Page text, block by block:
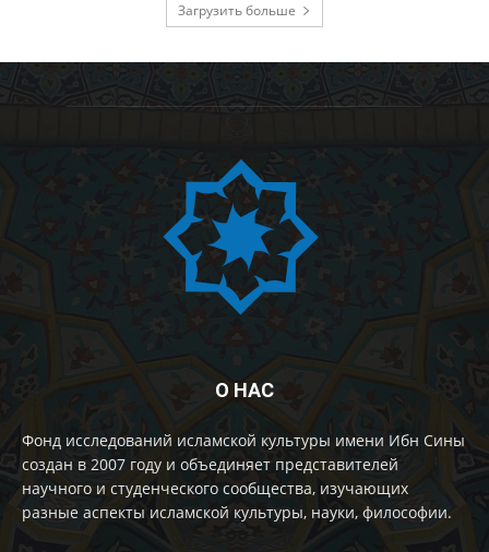
Загрузить больше
О НАС
Фонд исследований исламской культуры имени Ибн Сины
создан в 2007 году и объединяет представителей
научного и студенческого сообщества, изучающих
разные аспекты исламской культуры, науки, философии.